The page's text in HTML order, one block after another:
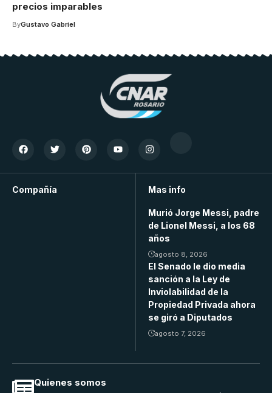
precios imparables
ByGustavo Gabriel
Compañía Mas info
Murió Jorge Messi, padre
de Lionel Messi, a los 68
años
agosto 8, 2026
El Senado le dio media
sanción a la Ley de
Inviolabilidad de la
Propiedad Privada ahora
se giró a Diputados
agosto 7, 2026
Quienes somos